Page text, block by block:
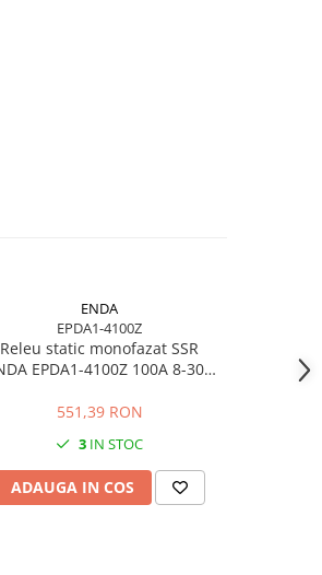
ENDA
EPDA1-4100Z
Releu static monofazat SSR
EPDA1-4100Z 100A 8-30V
electrice
551,39 RON
3 IN STOC
ADAUGA IN COS